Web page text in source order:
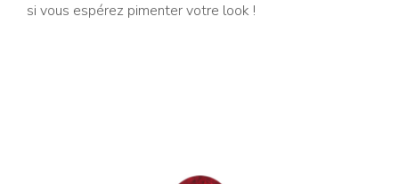
si vous espérez pimenter votre look !